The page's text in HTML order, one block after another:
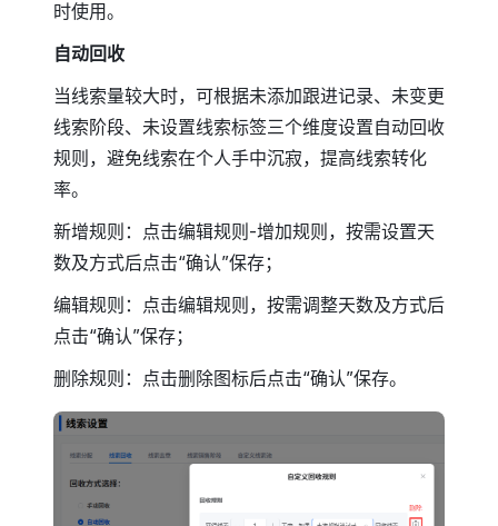
时使用。
自动回收
当线索量较大时，可根据未添加跟进记录、未变更
线索阶段、未设置线索标签三个维度设置自动回收
规则，避免线索在个人手中沉寂，提高线索转化
率。
新增规则：点击编辑规则-增加规则，按需设置天
数及方式后点击“确认”保存；
编辑规则：点击编辑规则，按需调整天数及方式后
点击“确认”保存；
删除规则：点击删除图标后点击“确认”保存。